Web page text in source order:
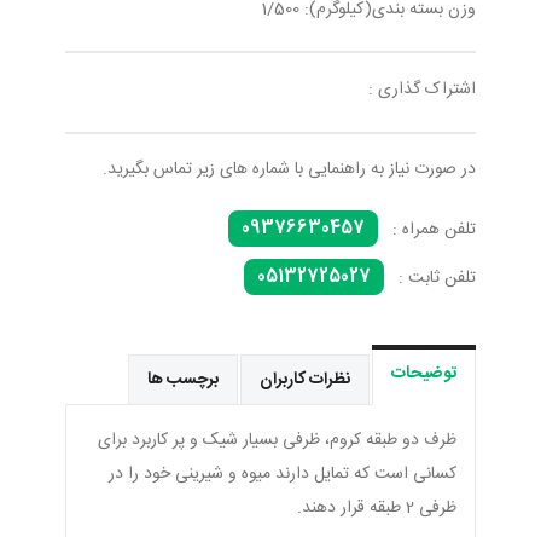
وزن بسته بندی(کیلوگرم): 1/500
اشتراک گذاری :
در صورت نیاز به راهنمایی با شماره های زیر تماس بگیرید.
تلفن همراه :
09376630457
تلفن ثابت :
05132725027
توضیحات نظرات کاربران برچسب ها
ظرف دو طبقه کروم، ظرفی بسیار شیک و پر کاربرد برای
کسانی است که تمایل دارند میوه و شیرینی خود را در
ظرفی 2 طبقه قرار دهند.